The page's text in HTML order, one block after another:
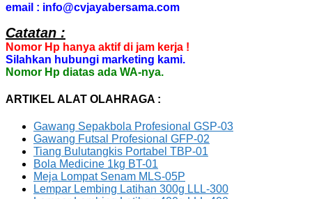
email : info@cvjayabersama.com
Catatan :
Nomor Hp hanya aktif di jam kerja !
Silahkan hubungi marketing kami.
Nomor Hp diatas ada WA-nya.
ARTIKEL ALAT OLAHRAGA :
Gawang Sepakbola Profesional GSP-03
Gawang Futsal Profesional GFP-02
Tiang Bulutangkis Portabel TBP-01
Bola Medicine 1kg BT-01
Meja Lompat Senam MLS-05P
Lempar Lembing Latihan 300g LLL-300